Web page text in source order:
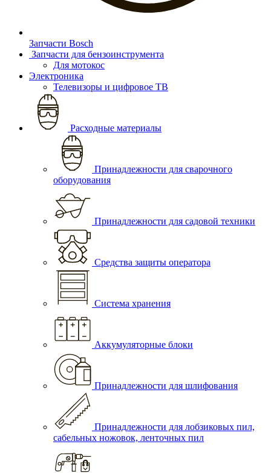
Запчасти Bosch
Запчасти для бензоинструмента
Для мотокос
Электроника
Телевизоры и цифровое ТВ
Расходные материалы
Принадлежности для сварочного
оборудования
Принадлежности для садовой техники
Средства защиты оператора
Система хранения
Аккумуляторные блоки
Принадлежности для шлифования
Принадлежности для лобзиковых пил,
сабельных ножовок, ленточных пил